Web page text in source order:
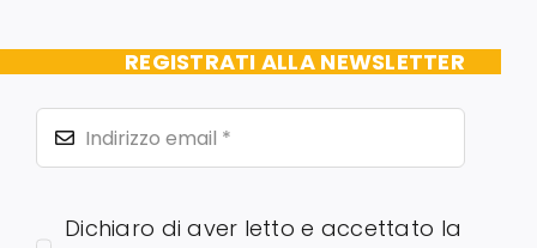
REGISTRATI ALLA NEWSLETTER
Dichiaro di aver letto e accettato la